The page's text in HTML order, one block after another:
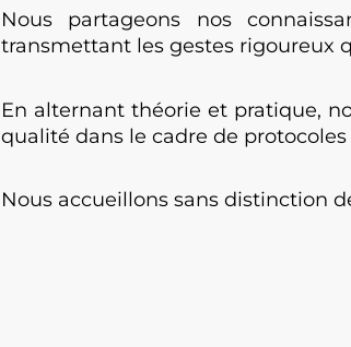
Nous partageons nos
transmettant les gestes rigoureux
En alternant théorie et pratique,
qualité dans le cadre de
Nous accueillons sans distinction